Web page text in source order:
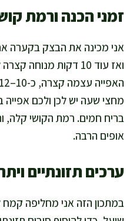
זמני הכנה ורמת
ואז עוד 10 דקות
מחצי שעה יש לכן ולכם
בריח חמים. רמת הקושי קלה,
אופים הרבה.
ערכים תזונתיים
במתכון הזה אני מחליפה